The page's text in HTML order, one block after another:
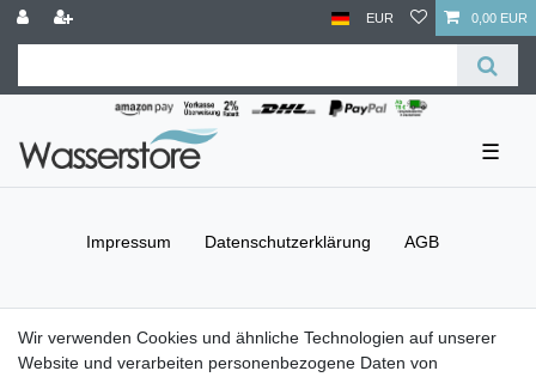
EUR 0,00 EUR
☰
Impressum Daten­schutz­erklärung AGB
Wir verwenden Cookies und ähnliche Technologien auf unserer
Website und verarbeiten personenbezogene Daten von